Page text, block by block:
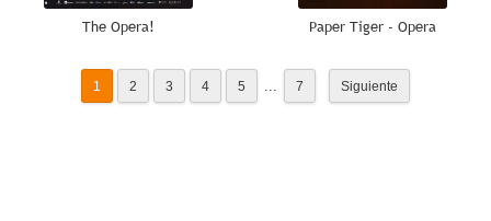
The Opera! Paper Tiger - Opera
1 2 3 4 5 ... 7 Siguiente